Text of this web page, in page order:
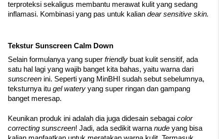
terproteksi sekaligus membantu merawat kulit yang sedang
inflamasi. Kombinasi yang pas untuk kalian dear sensitive skin.
Tekstur Sunscreen Calm Down
Selain formulanya yang super friendly buat kulit sensitif, ada
sunscreen ini. Seperti yang MinBHI sudah sebut sebelumnya,
teksturnya itu gel watery yang super ringan dan gampang
banget meresap.
Keunikan produk ini adalah dia juga didesain sebagai color
correcting sunscreen! Jadi, ada sedikit warna nude yang bisa